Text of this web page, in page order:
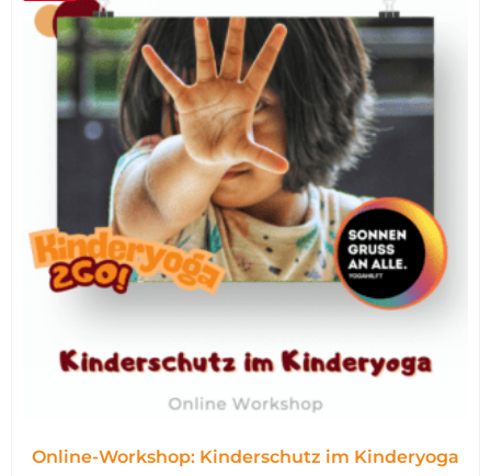
Online-Workshop: Kinderschutz im Kinderyoga